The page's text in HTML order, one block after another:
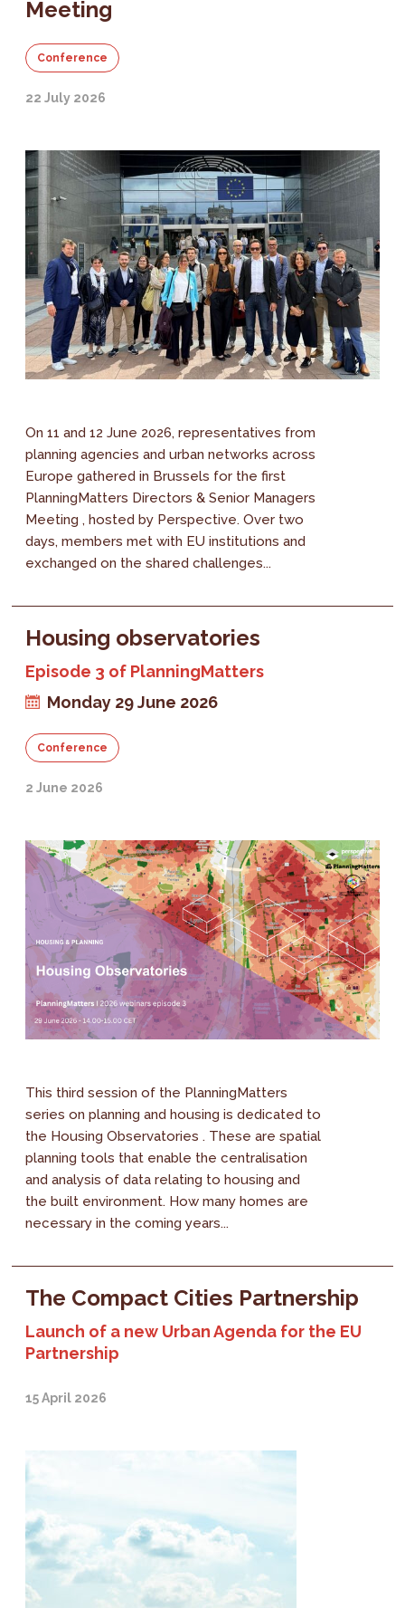
Meeting
Conference
22 July 2026
On 11 and 12 June 2026, representatives from
planning agencies and urban networks across
Europe gathered in Brussels for the first
PlanningMatters Directors & Senior Managers
Meeting , hosted by Perspective. Over two
days, members met with EU institutions and
exchanged on the shared challenges...
Housing observatories
Episode 3 of PlanningMatters
Monday 29 June 2026
Conference
2 June 2026
This third session of the PlanningMatters
series on planning and housing is dedicated to
the Housing Observatories . These are spatial
planning tools that enable the centralisation
and analysis of data relating to housing and
the built environment. How many homes are
necessary in the coming years...
The Compact Cities Partnership
Launch of a new Urban Agenda for the EU
Partnership
15 April 2026